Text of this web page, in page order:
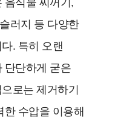
러지 등 다양한
. 특히 오랜
단단하게 굳은
로는 제거하기
한 수압을 이용해